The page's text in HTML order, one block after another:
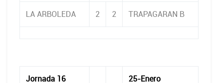
LA ARBOLEDA 2 2 TRAPAGARAN B
Jornada 16 25-Enero